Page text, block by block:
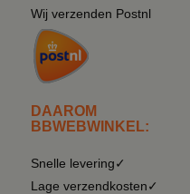
Wij verzenden Postnl
DAAROM
BBWEBWINKEL:
Snelle levering✓
Lage verzendkosten✓